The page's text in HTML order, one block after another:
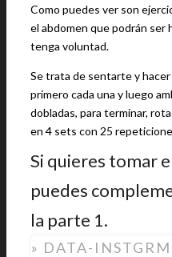
Como puedes ver son
el abdomen que podrán ser
tenga voluntad.
Se trata de sentarte y
primero cada una y luego
dobladas, para terminar,
en 4 sets con 25
Si quieres tomar
puedes
la parte 1.
» DATA-